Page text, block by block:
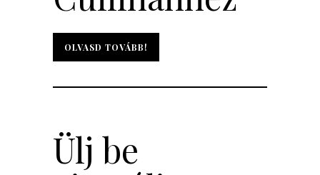
OLVASD TOVÁBB!
OLVASD TOVÁBB!
Ülj be